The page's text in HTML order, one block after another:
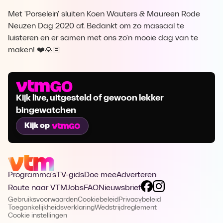
Met 'Porselein' sluiten Koen Wauters & Maureen Rode
Neuzen Dag 2020 af. Bedankt om zo massaal te
luisteren en er samen met ons zo'n mooie dag van te
maken! ❤️🙏🏻
Kijk live, uitgesteld of gewoon lekker
bingewatchen
Kijk op
Programma's TV-gidsDoe meeAdverteren
Route naar VTMJobsFAQNieuwsbrief
GebruiksvoorwaardenCookiebeleidPrivacybeleid
ToegankelijkheidsverklaringWedstrijdreglement
Cookie instellingen